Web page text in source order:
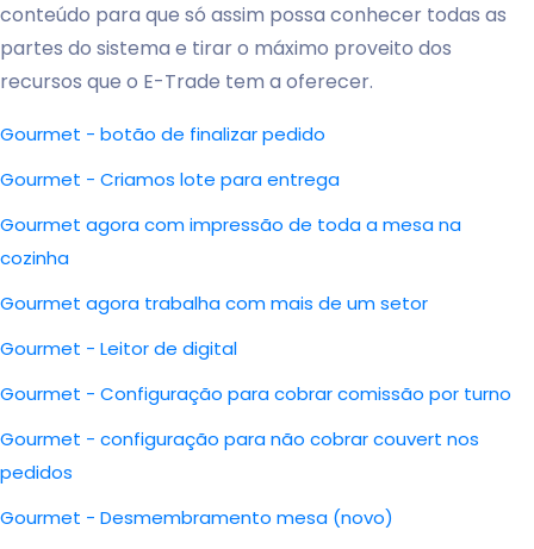
conteúdo para que só assim possa conhecer todas as
partes do sistema e tirar o máximo proveito dos
recursos que o E-Trade tem a oferecer.
Gourmet - botão de finalizar pedido
Gourmet - Criamos lote para entrega
Gourmet agora com impressão de toda a mesa na
cozinha
Gourmet agora trabalha com mais de um setor
Gourmet - Leitor de digital
Gourmet - Configuração para cobrar comissão por turno
Gourmet - configuração para não cobrar couvert nos
pedidos
Gourmet - Desmembramento mesa (novo)